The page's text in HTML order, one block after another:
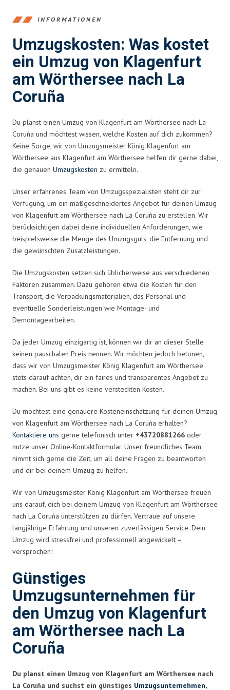
INFORMATIONEN
Umzugskosten: Was kostet
ein Umzug von Klagenfurt
am Wörthersee nach La
Coruña
Du planst einen Umzug von Klagenfurt am Wörthersee nach La
Coruña und möchtest wissen, welche Kosten auf dich zukommen?
Keine Sorge, wir von Umzugsmeister König Klagenfurt am
Wörthersee aus Klagenfurt am Wörthersee helfen dir gerne dabei,
die genauen Umzugskosten zu ermitteln.
Unser erfahrenes Team von Umzugsspezialisten steht dir zur
Verfügung, um ein maßgeschneidertes Angebot für deinen Umzug
von Klagenfurt am Wörthersee nach La Coruña zu erstellen. Wir
berücksichtigen dabei deine individuellen Anforderungen, wie
beispielsweise die Menge des Umzugsguts, die Entfernung und
die gewünschten Zusatzleistungen.
Die Umzugskosten setzen sich üblicherweise aus verschiedenen
Faktoren zusammen. Dazu gehören etwa die Kosten für den
Transport, die Verpackungsmaterialien, das Personal und
eventuelle Sonderleistungen wie Montage- und
Demontagearbeiten.
Da jeder Umzug einzigartig ist, können wir dir an dieser Stelle
keinen pauschalen Preis nennen. Wir möchten jedoch betonen,
dass wir von Umzugsmeister König Klagenfurt am Wörthersee
stets darauf achten, dir ein faires und transparentes Angebot zu
machen. Bei uns gibt es keine versteckten Kosten.
Du möchtest eine genauere Kosteneinschätzung für deinen Umzug
von Klagenfurt am Wörthersee nach La Coruña erhalten?
Kontaktiere uns gerne telefonisch unter +43720881266 oder
nutze unser Online-Kontaktformular. Unser freundliches Team
nimmt sich gerne die Zeit, um all deine Fragen zu beantworten
und dir bei deinem Umzug zu helfen.
Wir von Umzugsmeister König Klagenfurt am Wörthersee freuen
uns darauf, dich bei deinem Umzug von Klagenfurt am Wörthersee
nach La Coruña unterstützen zu dürfen. Vertraue auf unsere
langjährige Erfahrung und unseren zuverlässigen Service. Dein
Umzug wird stressfrei und professionell abgewickelt –
versprochen!
Günstiges
Umzugsunternehmen für
den Umzug von Klagenfurt
am Wörthersee nach La
Coruña
Du planst einen Umzug von Klagenfurt am Wörthersee nach
La Coruña und suchst ein günstiges Umzugsunternehmen,